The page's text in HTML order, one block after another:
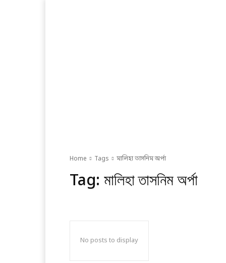
Home Tags মালিহা তাসনিম অর্পা
Tag: মালিহা তাসনিম অর্পা
No posts to display